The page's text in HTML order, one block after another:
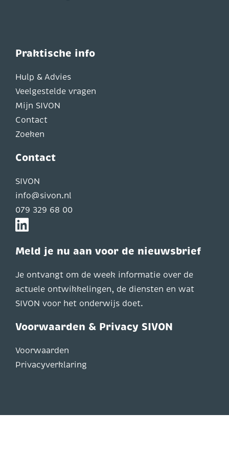
Praktische info
Hulp & Advies
Veelgestelde vragen
Mijn SIVON
Contact
Zoeken
Contact
SIVON
info@sivon.nl
079 329 68 00
Meld je nu aan voor de nieuwsbrief
Je ontvangt om de week informatie over de
actuele ontwikkelingen, de diensten en wat
SIVON voor het onderwijs doet.
Voorwaarden & Privacy SIVON
Voorwaarden
Privacyverklaring